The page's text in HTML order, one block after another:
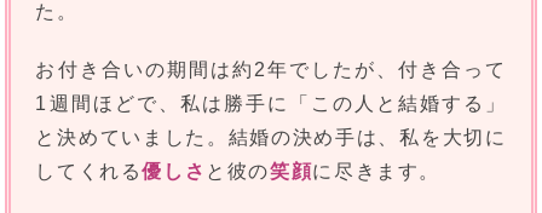
た。
お付き合いの期間は約2年でしたが、付き合って
1週間ほどで、私は勝手に「この人と結婚する」
と決めていました。結婚の決め手は、私を大切に
してくれる優しさ と彼の笑顔に尽きます。